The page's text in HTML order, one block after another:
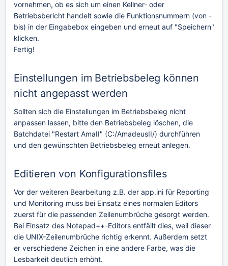
vornehmen, ob es sich um einen Kellner- oder
Betriebsbericht handelt sowie die Funktionsnummern (von -
bis) in der Eingabebox eingeben und erneut auf "Speichern"
klicken.
Fertig!
Einstellungen im Betriebsbeleg können
nicht angepasst werden
Sollten sich die Einstellungen im Betriebsbeleg nicht
anpassen lassen, bitte den Betriebsbeleg löschen, die
Batchdatei "Restart AmaII" (C:/AmadeusII/) durchführen
und den gewünschten Betriebsbeleg erneut anlegen.
Editieren von Konfigurationsfiles
Vor der weiteren Bearbeitung z.B. der app.ini für Reporting
und Monitoring muss bei Einsatz eines normalen Editors
zuerst für die passenden Zeilenumbrüche gesorgt werden.
Bei Einsatz des Notepad++-Editors entfällt dies, weil dieser
die UNIX-Zeilenumbrüche richtig erkennt. Außerdem setzt
er verschiedene Zeichen in eine andere Farbe, was die
Lesbarkeit deutlich erhöht.